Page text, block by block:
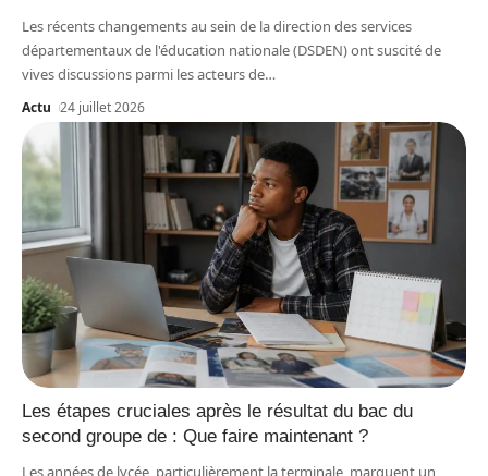
Les récents changements au sein de la direction des services
départementaux de l'éducation nationale (DSDEN) ont suscité de
vives discussions parmi les acteurs de…
Actu 24 juillet 2026
Les étapes cruciales après le résultat du bac du
second groupe de : Que faire maintenant ?
Les années de lycée, particulièrement la terminale, marquent un